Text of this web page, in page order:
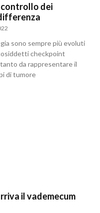
controllo dei
sono sempre più evoluti
checkpoint
da rappresentare il
di tumore
il vademecum